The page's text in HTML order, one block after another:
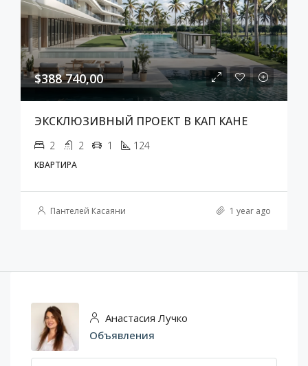
$388 740,00
ЭКСКЛЮЗИВНЫЙ ПРОЕКТ В КАП КАНЕ
2 2 1 124
КВАРТИРА
Пантелей Касаяни 1 year ago
Анастасия Лучко
Объявления